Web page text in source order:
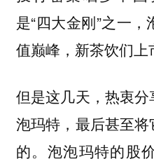
是“四大金刚”之一
值巅峰，新茶饮们上
但是这几天，热衷
泡玛特，最后甚至
的。泡泡玛特的股